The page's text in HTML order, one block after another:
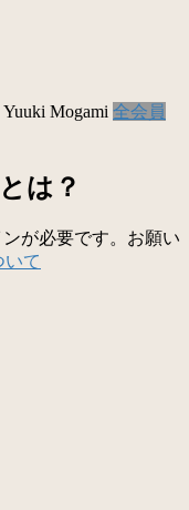
Yuuki Mogami 全会員
は？
が必要です。お願い
いて